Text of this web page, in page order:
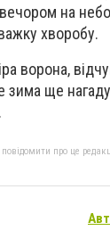
на
хворобу.
ворона,
зима ще
про це